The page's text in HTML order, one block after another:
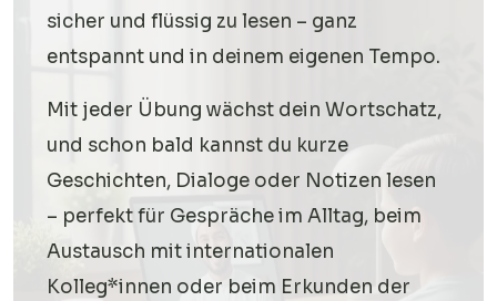
sicher und flüssig zu lesen – ganz
entspannt und in deinem eigenen Tempo.
Mit jeder Übung wächst dein Wortschatz,
und schon bald kannst du kurze
Geschichten, Dialoge oder Notizen lesen
– perfekt für Gespräche im Alltag, beim
Austausch mit internationalen
Kolleg*innen oder beim Erkunden der